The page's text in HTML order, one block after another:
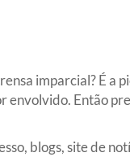
imparcial? É a
envolvido. Então
blogs, site de